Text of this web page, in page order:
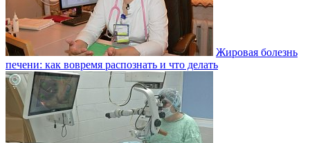
Жировая болезнь
печени: как вовремя распознать и что делать